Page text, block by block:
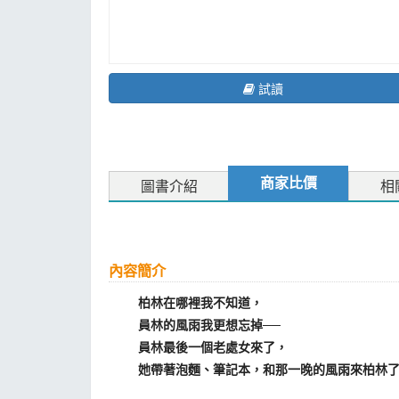
試讀
圖書介紹 商家比價 相
內容簡介
柏林在哪裡我不知道，
員林的風雨我更想忘掉──
員林最後一個老處女來了，
她帶著泡麵、筆記本，和那一晚的風雨來柏林了